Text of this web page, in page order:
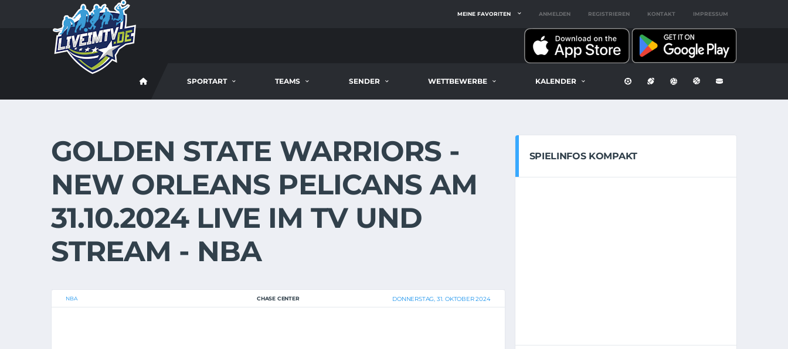
MEINE FAVORITEN ANMELDEN REGISTRIEREN KONTAKT IMPRESSUM
SPORTART TEAMS SENDER WETTBEWERBE KALENDER
GOLDEN STATE WARRIORS -
NEW ORLEANS PELICANS AM
31.10.2024 LIVE IM TV UND
STREAM - NBA
NBA CHASE CENTER DONNERSTAG, 31. OKTOBER 2024
SPIELINFOS KOMPAKT